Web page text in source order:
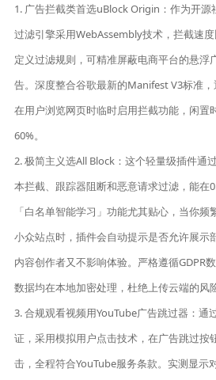
1. 广告拦截类首选uBlock Origin：作为开
过滤引擎采用WebAssembly技术，拦截速
定义过滤规则，可精准屏蔽电商平台的悬浮
告。深度整合谷歌最新的Manifest V3标准
在用户浏览网页时临时启用拦截功能，闲置
60%。
2. 极简主义选All Block：这个轻量级插件
本拦截、跟踪器阻断和恶意请求过滤，能在
「白名单智能学习」功能尤其贴心，当你
小众站点时，插件会自动提示是否允许展示
内容创作者又不影响体验。严格遵循GDPR
数据均在本地加密处理，杜绝上传云端的风险
3. 合规观看视频用YouTube广告跳过器：通
证，采用模拟用户点击技术，在广告跳过按
击，全程符合YouTube服务条款。实测显示